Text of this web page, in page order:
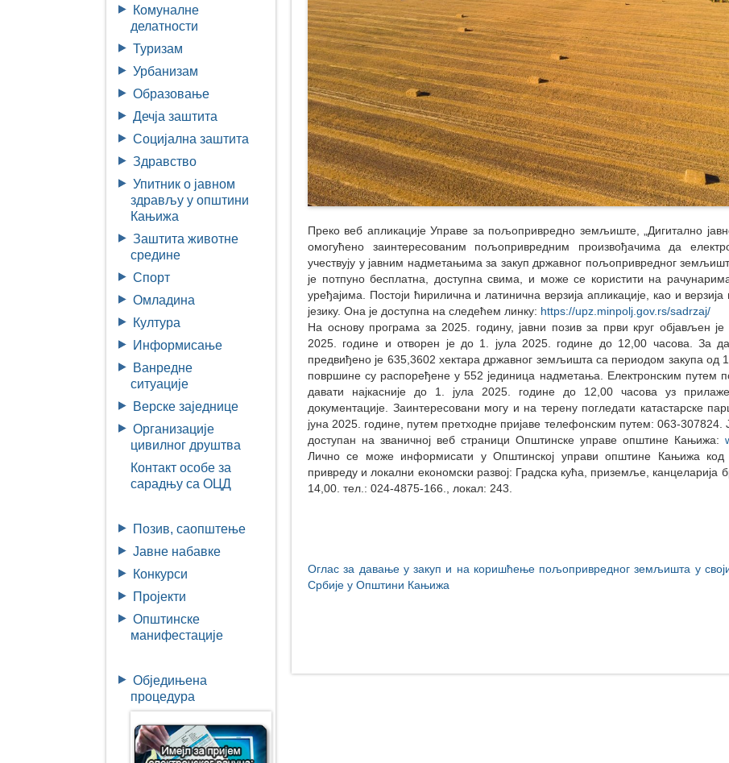
Комуналне
делатности
Туризам
Урбанизам
Образовање
Дечја заштита
Социјална заштита
Здравство
Упитник о јавном
здрављу у општини
Кањижа
Заштита животне
средине
Спорт
Омладина
Култура
Информисање
Ванредне
ситуације
Верске заједнице
Организације
цивилног друштва
Контакт особе за
сарадњу са ОЦД
Позив, саопштење
Јавне набавке
Конкурси
Пројекти
Општинске
манифестације
Обједињена
процедура
Преко веб апликације Управе за пољопривредно земљиште, „Дигитално
омогућено заинтересованим пољопривредним произвођачима да
учествују у јавним надметањима за закуп државног пољопривредног
је потпуно бесплатна, доступна свима, и може се користити на
уређајима. Постоји ћирилична и латинична верзија апликације, као и
језику. Она је доступна на следећем линку: https://upz.minpolj.gov.rs/sadrzaj/
На основу програма за 2025. годину, јавни позив за први круг објављен
2025. године и отворен је до 1. јула 2025. године до 12,00 часова. За
предвиђено је 635,3602 хектара државног земљишта са периодом закупа од
површине су распоређене у 552 јединица надметања. Електронским путем
давати најкасније до 1. јула 2025. године до 12,00 часова уз
документације. Заинтересовани могу и на терену погледати катастарске
јуна 2025. године, путем претходне пријаве телефонским путем: 063-307824.
доступан на званичној веб страници Општинске управе општине Кањижа:
Лично се може информисати у Општинској управи општине Кањижа
привреду и локални економски развој: Градска кућа, приземље, канцеларија
14,00. тел.: 024-4875-166., локал: 243.
Оглас за давање у закуп и на коришћење пољопривредног земљишта у
Србије у Општини Кањижа